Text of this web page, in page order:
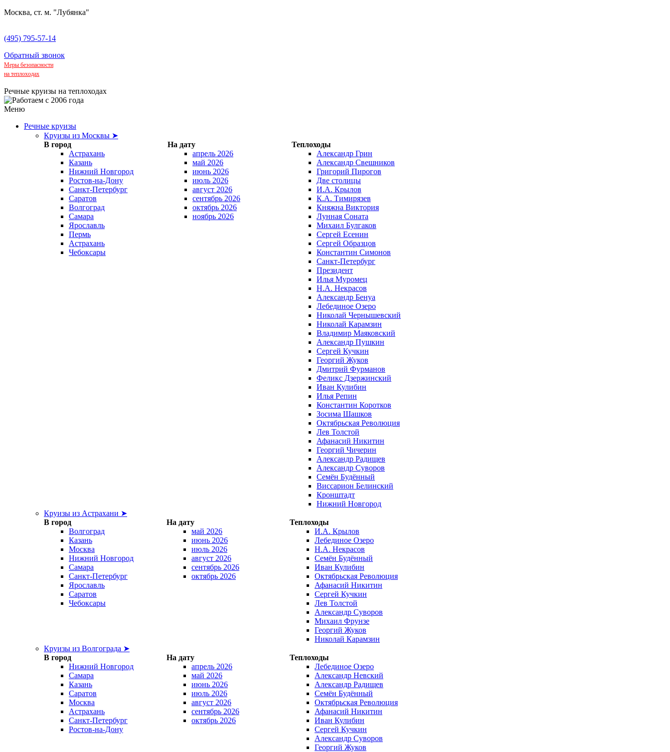
Москва, ст. м. "Лубянка"
(495) 795-57-14
Обратный звонок
Меры безопасности
на теплоходах
Речные круизы на теплоходах
Меню
Речные круизы
Круизы из Москвы ➤
В город
На дату
Теплоходы
Астрахань
Казань
Нижний Новгород
Ростов-на-Дону
Санкт-Петербург
Саратов
Волгоград
Самара
Ярославль
Пермь
Астрахань
Чебоксары
апрель 2026
май 2026
июнь 2026
июль 2026
август 2026
сентябрь 2026
октябрь 2026
ноябрь 2026
Александр Грин
Александр Свешников
Григорий Пирогов
Две столицы
И.А. Крылов
К.А. Тимирязев
Княжна Виктория
Лунная Соната
Михаил Булгаков
Сергей Есенин
Сергей Образцов
Константин Симонов
Санкт-Петербург
Президент
Илья Муромец
Н.А. Некрасов
Александр Бенуа
Лебединое Озеро
Николай Чернышевский
Николай Карамзин
Владимир Маяковский
Александр Пушкин
Сергей Кучкин
Георгий Жуков
Дмитрий Фурманов
Феликс Дзержинский
Иван Кулибин
Илья Репин
Константин Коротков
Зосима Шашков
Октябрьская Революция
Лев Толстой
Афанасий Никитин
Георгий Чичерин
Александр Радищев
Александр Суворов
Семён Будённый
Виссарион Белинский
Кронштадт
Нижний Новгород
Круизы из Астрахани ➤
В город
На дату
Теплоходы
Волгоград
Казань
Москва
Нижний Новгород
Самара
Санкт-Петербург
Ярославль
Саратов
Чебоксары
май 2026
июнь 2026
июль 2026
август 2026
сентябрь 2026
октябрь 2026
И.А. Крылов
Лебединое Озеро
Н.А. Некрасов
Семён Будённый
Иван Кулибин
Октябрьская Революция
Афанасий Никитин
Сергей Кучкин
Лев Толстой
Александр Суворов
Михаил Фрунзе
Георгий Жуков
Николай Карамзин
Круизы из Волгограда ➤
В город
На дату
Теплоходы
Нижний Новгород
Самара
Казань
Саратов
Москва
Астрахань
Санкт-Петербург
Ростов-на-Дону
апрель 2026
май 2026
июнь 2026
июль 2026
август 2026
сентябрь 2026
октябрь 2026
Лебединое Озеро
Александр Невский
Александр Радищев
Семён Будённый
Октябрьская Революция
Афанасий Никитин
Иван Кулибин
Сергей Кучкин
Александр Суворов
Георгий Жуков